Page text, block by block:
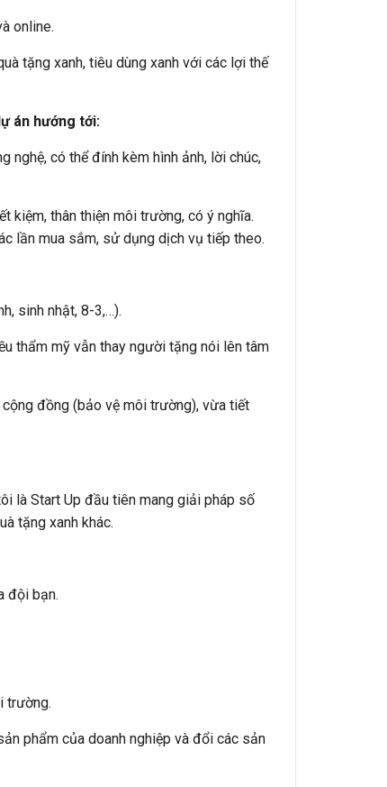
online.
tặng xanh, tiêu dùng xanh với các lợi thế
án hướng tới:
nghệ, có thể đính kèm hình ảnh, lời chúc,
kiệm, thân thiện môi trường, có ý nghĩa.
lần mua sắm, sử dụng dịch vụ tiếp theo.
sinh nhật, 8-3,…).
thẩm mỹ vẫn thay người tặng nói lên tâm
đồng (bảo vệ môi trường), vừa tiết
là Start Up đầu tiên mang giải pháp số
tặng xanh khác.
đội bạn.
trường.
phẩm của doanh nghiệp và đổi các sản